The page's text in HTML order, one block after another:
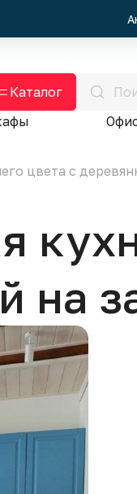
Каталог
цвета с
на